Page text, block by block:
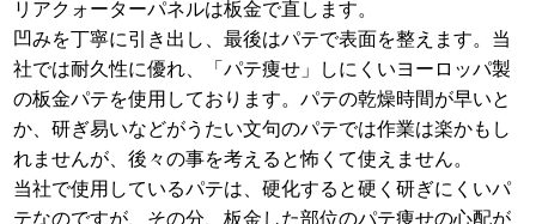
リアクォーターパネルは板金で直します。
凹みを丁寧に引き出し、最後はパテで表面を整えます。当
社では耐久性に優れ、「パテ痩せ」しにくいヨーロッパ製
の板金パテを使用しております。パテの乾燥時間が早いと
か、研ぎ易いなどがうたい文句のパテでは作業は楽かもし
れませんが、後々の事を考えると怖くて使えません。
当社で使用しているパテは、硬化すると硬く研ぎにくいパ
テなのですが、その分、板金した部位のパテ痩せの心配が